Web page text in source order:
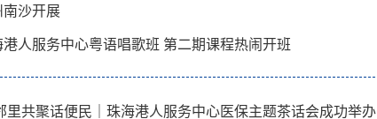
南沙开展
人服务中心粤语唱歌班 第二期课程热闹开班
里共聚话便民｜珠海港人服务中心医保主题茶话会成功举办